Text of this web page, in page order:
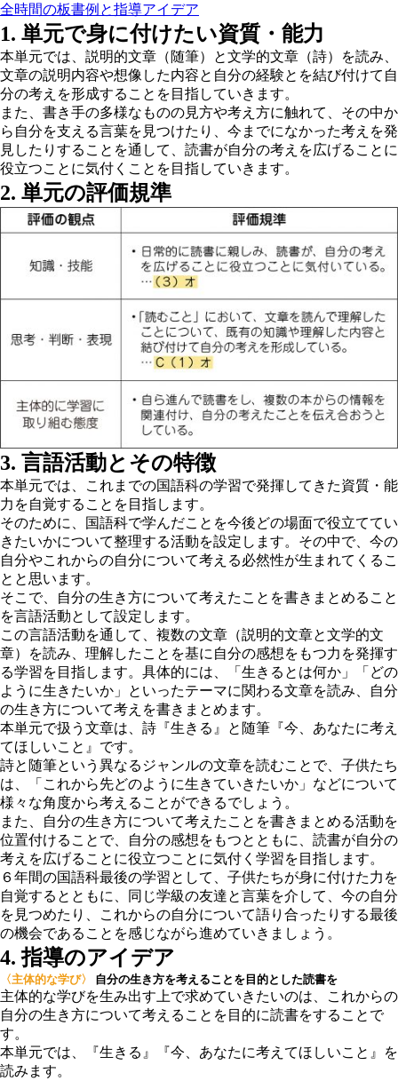
全時間の板書例と指導アイデア
1. 単元で身に付けたい資質・能力
本単元では、説明的文章（随筆）と文学的文章（詩）を読み、
文章の説明内容や想像した内容と自分の経験とを結び付けて自
分の考えを形成することを目指していきます。
また、書き手の多様なものの見方や考え方に触れて、その中か
ら自分を支える言葉を見つけたり、今までになかった考えを発
見したりすることを通して、読書が自分の考えを広げることに
役立つことに気付くことを目指していきます。
2. 単元の評価規準
3. 言語活動とその特徴
本単元では、これまでの国語科の学習で発揮してきた資質・能
力を自覚することを目指します。
そのために、
国語科で学んだことを今後どの場面で役立ててい
きたいかについて整理する活動を設定します。その中で、今の
自分やこれからの自分について考える必然性が生まれてくるこ
とと思います。
そこで、自分の生き方について考えたことを書きまとめること
を言語活動として設定します。
この言語活動を通して、複数の文章（説明的文章と文学的文
章）を読み、理解したことを基に自分の感想をもつ力を発揮す
る学習を目指します。 具体的には、「生きるとは何か」「どの
ように生きたいか」といったテーマに関わる文章を読み、自分
の生き方について考えを書きまとめます。
本単元で扱う文章は、詩『生きる』と随筆『今、あなたに考え
てほしいこと』です。
詩と随筆という異なるジャンルの文章を読むことで、子供たち
は、「これから先どのように生きていきたいか」などについて
様々な角度から考えることができるでしょう。
また、自分の生き方について考えたことを書きまとめる活動を
位置付けることで、自分の感想をもつとともに、読書が自分の
考えを広げることに役立つことに気付く学習を目指します。
６年間の国語科最後の学習として、子供たちが身に付けた力を
自覚するとともに、同じ学級の友達と言葉を介して、今の自分
を見つめたり、これからの自分について語り合ったりする最後
の機会であることを感じながら進めていきましょう。
4. 指導のアイデア
〈主体的な学び〉 自分の生き方を考えることを目的とした読書を
主体的な学びを生み出す上で求めていきたいのは、これからの
自分の生き方について考えることを目的に読書をすることで
す。
本単元では、『生きる』『今、あなたに考えてほしいこと』を
読みます。